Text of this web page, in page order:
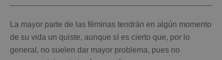
de
La mayor parte de las féminas tendrán en algún momento
de su vida un quiste, aunque sí es cierto que, por lo
general, no suelen dar mayor problema, pues no